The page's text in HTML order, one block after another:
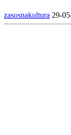
zasosnakultura 29-